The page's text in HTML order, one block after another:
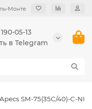
Монте
05-13
в Telegram
SM-75(35C/40)-C-NI